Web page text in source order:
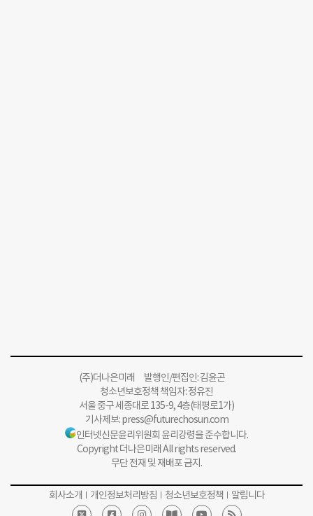
(주)더나은미래 발행인/편집인: 김윤곤
청소년보호정책 책임자: 정유진
서울 중구 세종대로 135-9, 4층(태평로1가)
기사제보:press@futurechosun.com
인터넷신문윤리위원회 윤리강령을 준수합니다.
Copyright 더나은미래 All rights reserved.
무단 전재 및 재배포 금지.
회사소개 개인정보처리방침 청소년보호정책 알립니다